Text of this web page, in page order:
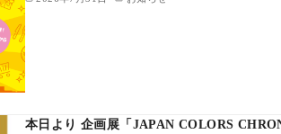
本日より 企画展「JAPAN COLORS